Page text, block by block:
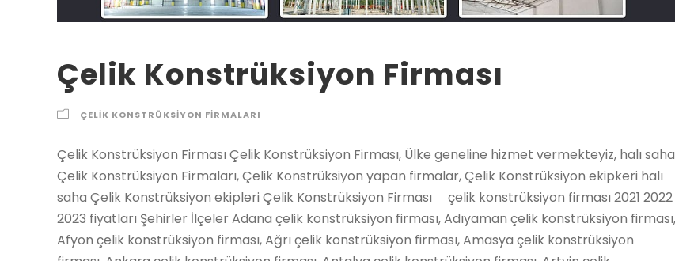
Çelik Konstrüksiyon Firması
ÇELIK KONSTRÜKSIYON FIRMALARI
Çelik Konstrüksiyon Firması Çelik Konstrüksiyon Firması, Ülke geneline hizmet vermekteyiz, halı saha Çelik Konstrüksiyon Firmaları, Çelik Konstrüksiyon yapan firmalar, Çelik Konstrüksiyon ekipkeri halı saha Çelik Konstrüksiyon ekipleri Çelik Konstrüksiyon Firması çelik konstrüksiyon firması 2021 2022 2023 fiyatları Şehirler İlçeler Adana çelik konstrüksiyon firması, Adıyaman çelik konstrüksiyon firması, Afyon çelik konstrüksiyon firması, Ağrı çelik konstrüksiyon firması, Amasya çelik konstrüksiyon firması, Ankara çelik konstrüksiyon firması, Antalya çelik konstrüksiyon firması, Artvin çelik konstrüksiyon firması, Aydın çelik konstrüksiyon firması, Balıkesir çelik konstrüksiyon firması, Bilecik çelik konstrüksiyon firması, Bingöl çelik konstrüksiyon firması, Bitlis çelik konstrüksiyon firması, Bolu çelik konstrüksiyon firması, Burdur çelik konstrüksiyon firması, Bursa çelik konstrüksiyon firması, Çanakkale çelik konstrüksiyon firması, Çankırı çelik konstrüksiyon firması, Çorum çelik konstrüksiyon firması, Denizli çelik konstrüksiyon firması, Diyarbakır çelik konstrüksiyon firması, Edirne çelik konstrüksiyon firması, Elazığ çelik konstrüksiyon firması, Erzincan çelik konstrüksiyon firması, Erzurum çelik konstrüksiyon firması, Eskişehir çelik konstrüksiyon firması, Gaziantep çelik konstrüksiyon firması, Giresun çelik konstrüksiyon firması, Gümüşhane çelik konstrüksiyon firması, Hakkari çelik konstrüksiyon firması, Hatay çelik konstrüksiyon firması, Isparta çelik konstrüksiyon firması, İçel (Mersin) çelik konstrüksiyon firması, İstanbul çelik konstrüksiyon firması, İzmir çelik konstrüksiyon firması, Kars çelik konstrüksiyon firması, Kastamonu çelik konstrüksiyon firması, Kayseri çelik konstrüksiyon firması, Kırklareli çelik konstrüksiyon firması, Kırşehir çelik konstrüksiyon firması, Kocaeli çelik konstrüksiyon firması, Konya çelik konstrüksiyon firması, Kütahya çelik konstrüksiyon firması, Malatya çelik konstrüksiyon firması, Manisa çelik konstrüksiyon firması, K.maraş çelik konstrüksiyon firması, Mardin çelik konstrüksiyon firması, Muğla çelik konstrüksiyon firması, Muş çelik konstrüksiyon firması, Nevşehir çelik konstrüksiyon firması, Niğde çelik konstrüksiyon firması, Ordu çelik konstrüksiyon firması, Rize çelik konstrüksiyon firması, Sakarya çelik konstrüksiyon firması, Samsun çelik konstrüksiyon firması, Siirt çelik konstrüksiyon firması, Sinop çelik konstrüksiyon firması, Sivas çelik konstrüksiyon firması, Tekirdağ çelik konstrüksiyon firması, Tokat çelik konstrüksiyon firması, Trabzon çelik konstrüksiyon firması, Tunceli çelik konstrüksiyon firması, Şanlıurfa çelik konstrüksiyon firması, Uşak çelik konstrüksiyon firması, Van çelik konstrüksiyon firması, Yozgat çelik konstrüksiyon firması, Zonguldak çelik konstrüksiyon firması, Aksaray çelik konstrüksiyon firması, Bayburt çelik konstrüksiyon firması, Karaman çelik konstrüksiyon firması, Kırıkkale çelik konstrüksiyon firması, Batman çelik konstrüksiyon firması, Şırnak çelik konstrüksiyon firması, Bartın çelik konstrüksiyon firması, Ardahan çelik konstrüksiyon firması, Iğdır çelik konstrüksiyon firması, Yalova çelik konstrüksiyon firması, Karabük çelik konstrüksiyon firması, Kilis çelik konstrüksiyon firması, Osmaniye çelik konstrüksiyon firması, Düzce çelik konstrüksiyon firması, İbradı çelik konstrüksiyon firması, Kaş çelik konstrüksiyon firması, Kemer / Antalya çelik konstrüksiyon firması, Kepez çelik konstrüksiyon firması, Konyaaltı çelik konstrüksiyon firması, Korkuteli çelik konstrüksiyon firması, Gündoğmuş çelik konstrüksiyon firması, Alpu çelik konstrüksiyon firması, Beylikova çelik konstrüksiyon firması, Çifteler çelik konstrüksiyon firması, Günyüzü çelik konstrüksiyon firması, Han çelik konstrüksiyon firması, İnönü çelik konstrüksiyon firması, Mahmudiye çelik konstrüksiyon firması, Mihalgazi çelik konstrüksiyon firması, Mihalıççık çelik konstrüksiyon firması, Odunpazarı çelik konstrüksiyon firması, Sarıcakaya çelik konstrüksiyon firması, Seyitgazi çelik konstrüksiyon firması, Sivrihisar çelik konstrüksiyon firması, Tepebaşı çelik konstrüksiyon firması, Araban çelik konstrüksiyon firması, İslahiye çelik konstrüksiyon firması, Karkamış çelik konstrüksiyon firması, Nizip çelik konstrüksiyon firması, Nurdağı çelik konstrüksiyon firması, Oğuzeli çelik konstrüksiyon firması, Şahinbey çelik konstrüksiyon firması, Şehitkamil çelik konstrüksiyon firması, Yavuzeli çelik konstrüksiyon firması, Alucra çelik konstrüksiyon firması, Bulancak çelik konstrüksiyon firması, Çamoluk çelik konstrüksiyon firması, Çanakçı çelik konstrüksiyon firması, Dereli çelik konstrüksiyon firması, Doğankent çelik konstrüksiyon firması, Espiye çelik konstrüksiyon firması, Eynesil çelik konstrüksiyon firması, Giresun Merkez çelik konstrüksiyon firması, Görele çelik konstrüksiyon firması, Güce çelik konstrüksiyon firması, Keşap çelik konstrüksiyon firması, Piraziz çelik konstrüksiyon firması, Şebinkarahisar çelik konstrüksiyon firması, Tirebolu çelik konstrüksiyon firması, Yağlıdere çelik konstrüksiyon firması, Gümüşhane Merkez çelik konstrüksiyon firması, Kelkit çelik konstrüksiyon firması, Köse çelik konstrüksiyon firması, Kürtün çelik konstrüksiyon firması, Şiran çelik konstrüksiyon firması, Torul çelik konstrüksiyon firması, Çukurca çelik konstrüksiyon firması, Hakkari Merkez çelik konstrüksiyon firması, Şemdinli çelik konstrüksiyon firması, Yüksekova çelik konstrüksiyon firması, Altınözü çelik konstrüksiyon firması, Belen çelik konstrüksiyon firması, Dörtyol çelik konstrüksiyon firması, Erzin çelik konstrüksiyon firması, Hassa çelik konstrüksiyon firması, Hatay Merkez çelik konstrüksiyon firması, İskenderun çelik konstrüksiyon firması, Kırıkhan çelik konstrüksiyon firması, Kumlu çelik konstrüksiyon firması, Reyhanlı çelik konstrüksiyon firması, Samandağ çelik konstrüksiyon firması, Yayladağı çelik konstrüksiyon firması, Aksu / Isparta çelik konstrüksiyon firması, Atabey çelik konstrüksiyon firması, Eğirdir çelik konstrüksiyon firması, Gelendost çelik konstrüksiyon firması, Gönen / Isparta çelik konstrüksiyon firması, Isparta Merkez çelik konstrüksiyon firması, Keçiborlu çelik konstrüksiyon firması, Senirkent çelik konstrüksiyon firması, Sütçüler çelik konstrüksiyon firması, Şarkikaraağaç çelik konstrüksiyon firması, Uluborlu çelik konstrüksiyon firması, Yalvaç çelik konstrüksiyon firması, Yenişarbademli çelik konstrüksiyon firması, Akdeniz çelik konstrüksiyon firması, Anamur çelik konstrüksiyon firması, Aydıncık / Mersin çelik konstrüksiyon firması, Bafra çelik konstrüksiyon firması, Canik çelik konstrüksiyon firması, Çarşamba çelik konstrüksiyon firması, Havza çelik konstrüksiyon firması, İlkadım çelik konstrüksiyon firması, Kavak çelik konstrüksiyon firması, Ladik çelik konstrüksiyon firması, Ondokuzmayıs çelik konstrüksiyon firması, Salıpazarı çelik konstrüksiyon firması, Tekkeköy çelik konstrüksiyon firması, Terme çelik konstrüksiyon firması, Vezirköprü çelik konstrüksiyon firması, Yakakent çelik konstrüksiyon firması, Aydınlar çelik konstrüksiyon firması, Baykan çelik konstrüksiyon firması, Eruh çelik konstrüksiyon firması, Kurtalan çelik konstrüksiyon firması, Pervari çelik konstrüksiyon firması, Siirt Merkez çelik konstrüksiyon firması, Şirvan çelik konstrüksiyon firması, Ayancık çelik konstrüksiyon firması, Boyabat çelik konstrüksiyon firması, Dikmen çelik konstrüksiyon firması, Durağan çelik konstrüksiyon firması, Erfelek çelik konstrüksiyon firması, Gerze çelik konstrüksiyon firması, Saraydüzü çelik konstrüksiyon firması, Sinop Merkez çelik konstrüksiyon firması, Türkeli çelik konstrüksiyon firması, Akıncılar çelik konstrüksiyon firması, Altınyayla / Sivas çelik konstrüksiyon firması, Divriği çelik konstrüksiyon firması, Doğanşar çelik konstrüksiyon firması, Gemerek çelik konstrüksiyon firması, Gölova çelik konstrüksiyon firması, Gürün çelik konstrüksiyon firması, Hafik çelik konstrüksiyon firması, İmranlı çelik konstrüksiyon firması, Kangal çelik konstrüksiyon firması, Koyulhisar çelik konstrüksiyon firması, Sivas Merkez çelik konstrüksiyon firması, Suşehri çelik konstrüksiyon firması, Şarkışla çelik konstrüksiyon firması, Ulaş çelik konstrüksiyon firması, Yıldızeli çelik konstrüksiyon firması, Zara çelik konstrüksiyon firması, Çerkezköy çelik konstrüksiyon firması, Çorlu çelik konstrüksiyon firması, Hayrabolu çelik konstrüksiyon firması, Malkara çelik konstrüksiyon firması, Marmaraereğlisi çelik konstrüksiyon firması, Muratlı çelik konstrüksiyon firması, Saray / Tekirdağ çelik konstrüksiyon firması, Şarköy çelik konstrüksiyon firması, Tekirdağ Merkez çelik konstrüksiyon firması, Almus çelik konstrüksiyon firması, Artova çelik konstrüksiyon firması, Başçiftlik çelik konstrüksiyon firması, Erbaa çelik konstrüksiyon firması, Niksar çelik konstrüksiyon firması, Pazar / Tokat çelik konstrüksiyon firması, Reşadiye çelik konstrüksiyon firması, Sulusaray çelik konstrüksiyon firması, Tokat Merkez çelik konstrüksiyon firması, Turhal çelik konstrüksiyon firması, Siyahyurt / Tokat çelik konstrüksiyon firması, Zile çelik konstrüksiyon firması, Akçaabat çelik konstrüksiyon firması, Araklı çelik konstrüksiyon firması, Arsin çelik konstrüksiyon firması, Beşikdüzü çelik konstrüksiyon firması, Çarşıbaşı çelik konstrüksiyon firması, Çaykara çelik konstrüksiyon firması, Dernekpazarı çelik konstrüksiyon firması, Düzköy çelik konstrüksiyon firması, Hayrat çelik konstrüksiyon firması, Köprübaşı / Trabzon çelik konstrüksiyon firması, Maçka çelik konstrüksiyon firması, Of çelik konstrüksiyon firması, Sürmene çelik konstrüksiyon firması, Şalpazarı çelik konstrüksiyon firması, Tonya çelik konstrüksiyon firması, Trabzon Merkez çelik konstrüksiyon firması, Vakfıkebir çelik konstrüksiyon firması, Yomra çelik konstrüksiyon firması, Çemişgezek çelik konstrüksiyon firması, Hozat çelik konstrüksiyon firması, Mazgirt çelik konstrüksiyon firması, Nazımiye çelik konstrüksiyon firması, Ovacık / Tunceli çelik konstrüksiyon firması, Pertek çelik konstrüksiyon firması, Pülümür çelik konstrüksiyon firması,